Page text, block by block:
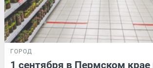
ГОРОД
1 сентября в Пермском крае